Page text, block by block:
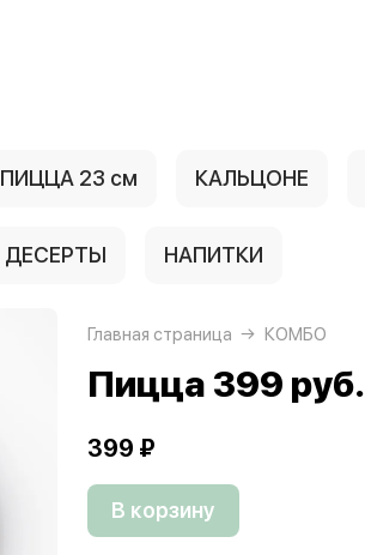
ПИЦЦА 23 см КАЛЬЦОНЕ
ДЕСЕРТЫ НАПИТКИ
Главная страница КОМБО
Пицца 399 руб.
399 ₽
В корзину